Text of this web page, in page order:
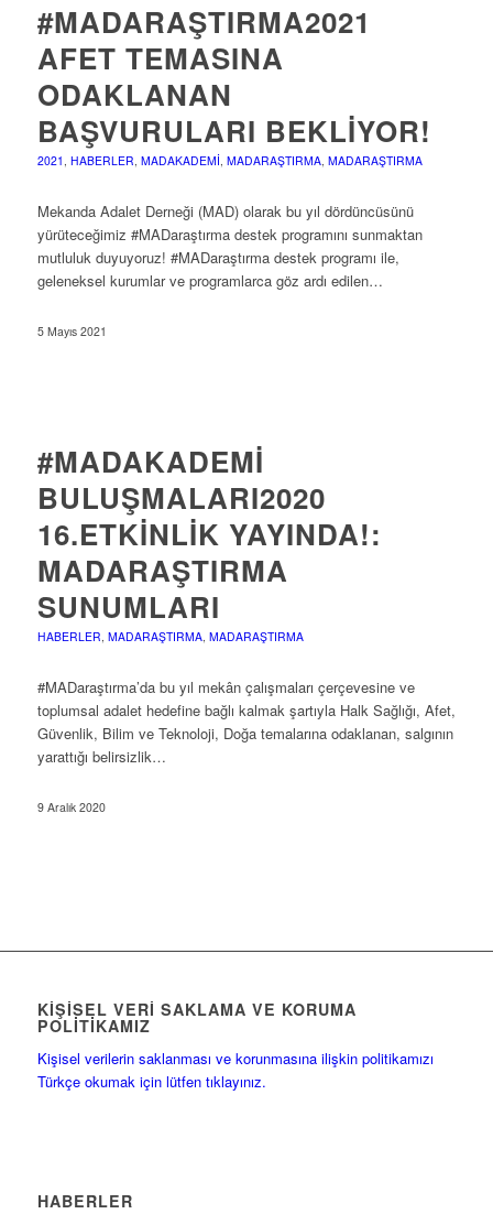
#MADARAŞTIRMA2021
AFET TEMASINA
ODAKLANAN
BAŞVURULARI BEKLIYOR!
2021 , HABERLER, MADAKADEMI, MADARAŞTIRMA, MADARAŞTIRMA
Mekanda Adalet Derneği (MAD) olarak bu yıl dördüncüsünü
yürüteceğimiz #MADaraştırma destek programını sunmaktan
mutluluk duyuyoruz! #MADaraştırma destek programı ile,
geleneksel kurumlar ve programlarca göz ardı edilen…
5 Mayıs 2021
#MADAKADEMI
BULUŞMALARI2020
16.ETKINLIK YAYINDA!:
MADARAŞTIRMA
SUNUMLARI
HABERLER, MADARAŞTIRMA, MADARAŞTIRMA
#MADaraştırma’da bu yıl mekân çalışmaları çerçevesine ve
toplumsal adalet hedefine bağlı kalmak şartıyla Halk Sağlığı, Afet,
Güvenlik, Bilim ve Teknoloji, Doğa temalarına odaklanan, salgının
yarattığı belirsizlik…
9 Aralık 2020
KIŞISEL VERI SAKLAMA VE KORUMA
POLITIKAMIZ
Kişisel verilerin saklanması ve korunmasına ilişkin politikamızı
Türkçe okumak için lütfen tıklayınız.
HABERLER